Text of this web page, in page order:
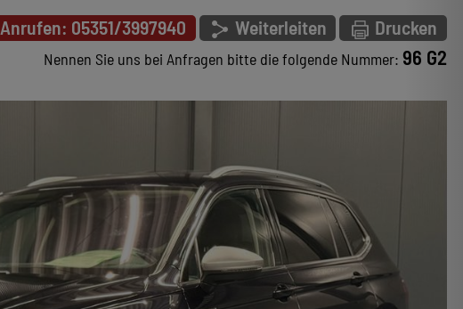
Anrufen: 05351/3997940 Weiterleiten Drucken
Nennen Sie uns bei Anfragen bitte die folgende Nummer: 96 G2